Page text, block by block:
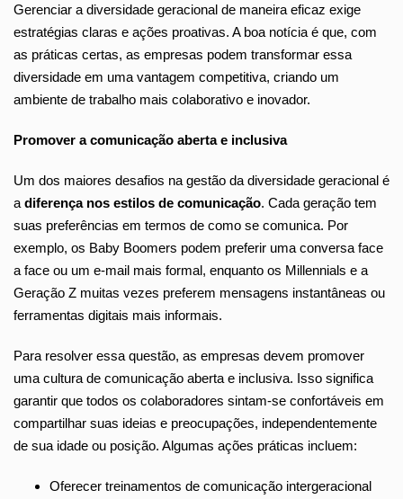
Gerenciar a diversidade geracional de maneira eficaz exige
estratégias claras e ações proativas. A boa notícia é que, com
as práticas certas, as empresas podem transformar essa
diversidade em uma vantagem competitiva, criando um
ambiente de trabalho mais colaborativo e inovador.
Promover a comunicação aberta e inclusiva
Um dos maiores desafios na gestão da diversidade geracional é
a diferença nos estilos de comunicação. Cada geração tem
suas preferências em termos de como se comunica. Por
exemplo, os Baby Boomers podem preferir uma conversa face
a face ou um e-mail mais formal, enquanto os Millennials e a
Geração Z muitas vezes preferem mensagens instantâneas ou
ferramentas digitais mais informais.
Para resolver essa questão, as empresas devem promover
uma cultura de comunicação aberta e inclusiva. Isso significa
garantir que todos os colaboradores sintam-se confortáveis em
compartilhar suas ideias e preocupações, independentemente
de sua idade ou posição. Algumas ações práticas incluem:
Oferecer treinamentos de comunicação intergeracional